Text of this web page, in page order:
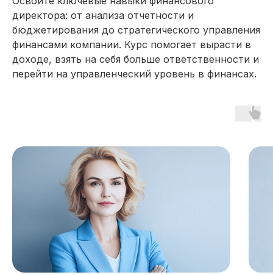
директора: от анализа отчетности и
бюджетирования до стратегического управления
финансами компании. Курс помогает вырасти в
доходе, взять на себя больше ответственности и
перейти на управленческий уровень в финансах.